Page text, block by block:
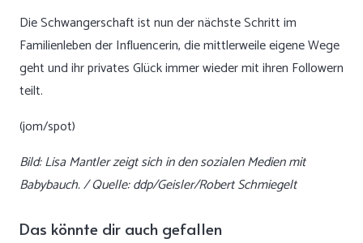
Die Schwangerschaft ist nun der nächste Schritt im
Familienleben der Influencerin, die mittlerweile eigene Wege
geht und ihr privates Glück immer wieder mit ihren Followern
teilt.
(jom/spot)
Bild: Lisa Mantler zeigt sich in den sozialen Medien mit
Babybauch. / Quelle: ddp/Geisler/Robert Schmiegelt
Das könnte dir auch gefallen